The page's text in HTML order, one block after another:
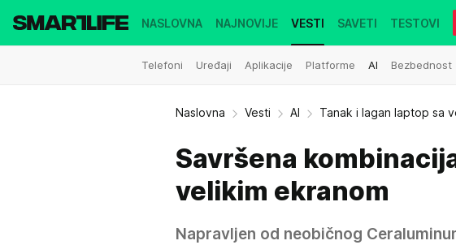
NASLOVNA NAJNOVIJE VESTI
Telefoni Uređaji Aplikacije Platforme AI Bezbednost
SAVETI TESTOVI
Naslovna Vesti AI Tanak i lagan laptop sa
Savršena
velikim ekranom
Napravljen od neobičnog